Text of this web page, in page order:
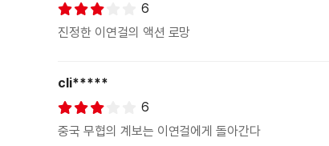
6
진정한 이연걸의 액션 로망
cli*****
6
중국 무협의 계보는 이연걸에게 돌아간다